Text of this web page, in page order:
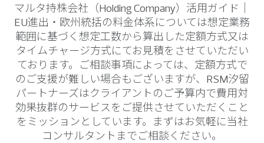
マルタ持株会社（Holding Company）活用ガイド｜
EU進出・欧州統括の料金体系については想定業務
範囲に基づく想定工数から算出した定額方式又は
タイムチャージ方式にてお見積をさせていただい
ております。ご相談事項によっては、定額方式で
のご支援が難しい場合もございますが、RSM汐留
パートナーズはクライアントのご予算内で費用対
効果抜群のサービスをご提供させていただくこと
をミッションとしています。まずはお気軽に当社
コンサルタントまでご相談ください。